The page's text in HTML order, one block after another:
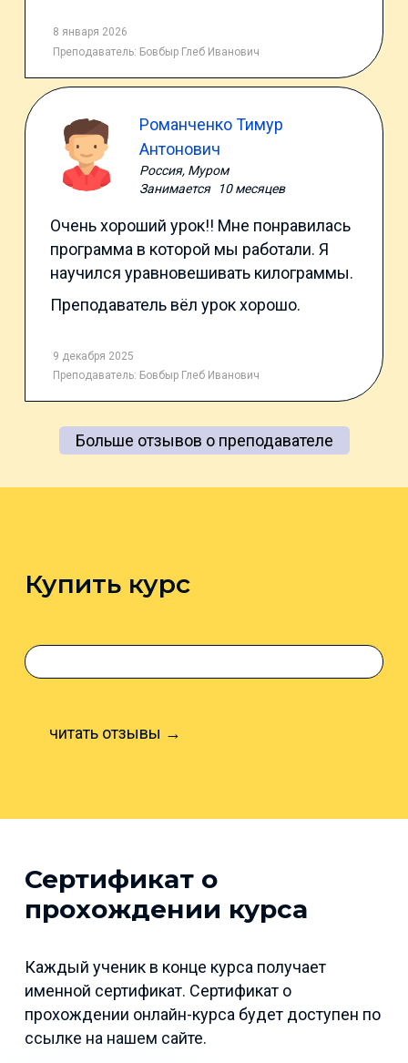
8 января 2026
Преподаватель: Бовбыр Глеб Иванович
Романченко Тимур
Антонович
Россия, Муром
Занимается
10 месяцев
Очень хороший урок!! Мне понравилась
программа в которой мы работали. Я
научился уравновешивать килограммы.
Преподаватель вёл урок хорошо.
9 декабря 2025
Преподаватель: Бовбыр Глеб Иванович
Больше отзывов о преподавателе
Купить курс
читать отзывы →
Сертификат о
прохождении курса
Каждый ученик в конце курса получает
именной сертификат. Сертификат о
прохождении онлайн-курса будет доступен по
ссылке на нашем сайте.